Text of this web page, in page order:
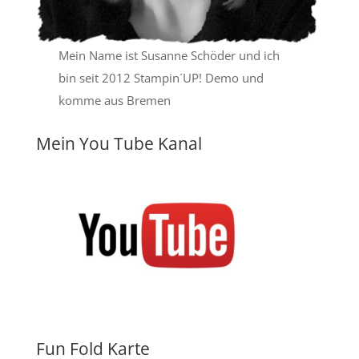
Mein Name ist Susanne Schöder und ich
bin seit 2012 Stampin´UP! Demo und
komme aus Bremen
Mein You Tube Kanal
Fun Fold Karte